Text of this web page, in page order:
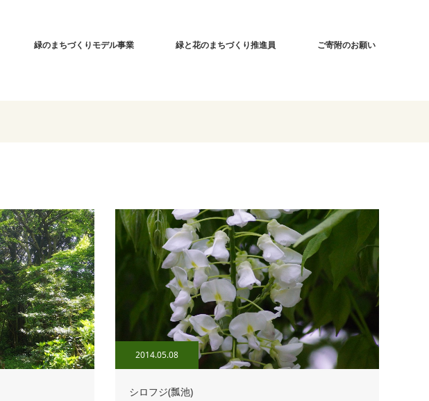
緑のまちづくりモデル事業 緑と花のまちづくり推進員 ご寄附のお願い
2014.05.08
シロフジ(瓢池)